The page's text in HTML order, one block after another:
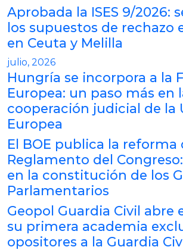
Aprobada la ISES 9/2026:
los supuestos de rechazo
en Ceuta y Melilla
julio, 2026
Hungría se incorpora a la
Europea: un paso más en
cooperación judicial de la
Europea
El BOE publica la reforma
Reglamento del
en la constitución de los
Parlamentarios
Geopol Guardia Civil abre
su primera academia
opositores a la Guardia